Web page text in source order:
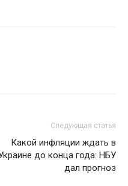
Следующая статья
Какой инфляции ждать в
до конца года: НБУ
дал прогноз